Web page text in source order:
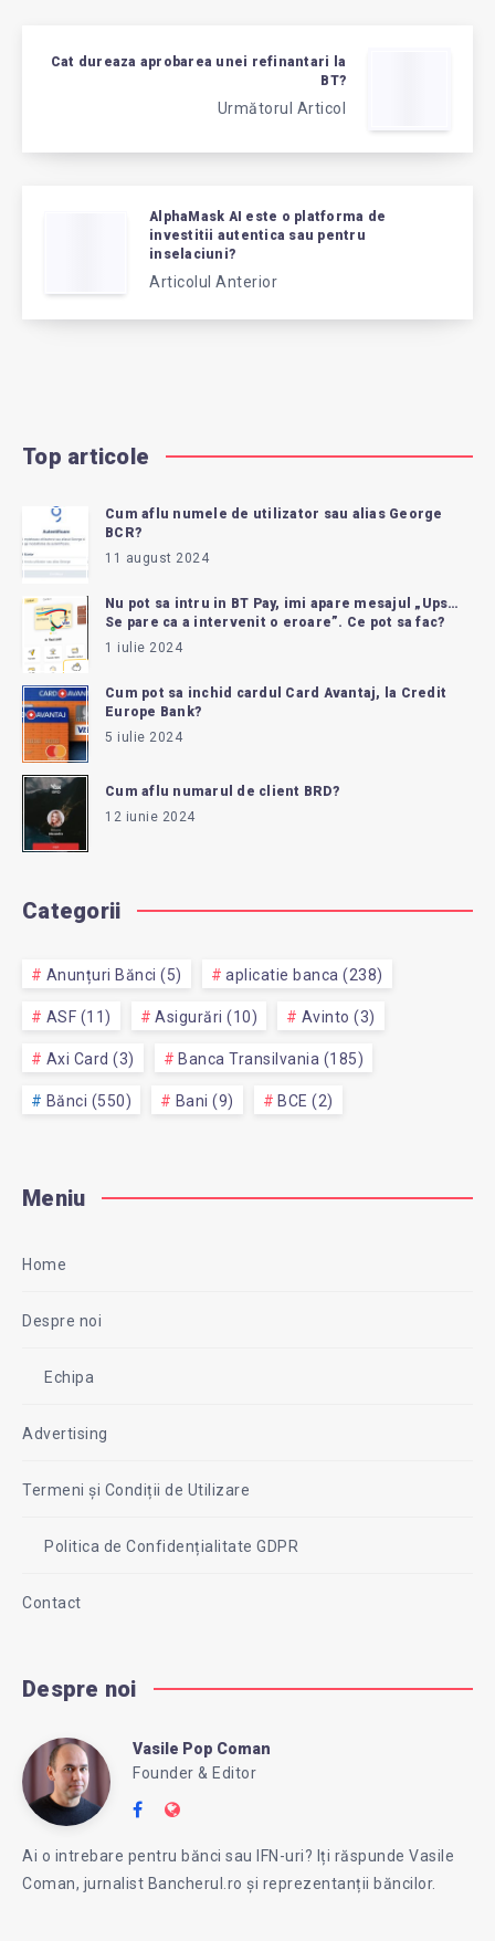
Cat dureaza aprobarea unei refinantari la
BT?
Următorul Articol
AlphaMask AI este o platforma de
investitii autentica sau pentru
inselaciuni?
Articolul Anterior
Top articole
Cum aflu numele de utilizator sau alias George
BCR?
11 august 2024
Nu pot sa intru in BT Pay, imi apare mesajul „Ups…
Se pare ca a intervenit o eroare”. Ce pot sa fac?
1 iulie 2024
Cum pot sa inchid cardul Card Avantaj, la Credit
Europe Bank?
5 iulie 2024
Cum aflu numarul de client BRD?
12 iunie 2024
Categorii
Anunțuri Bănci (5) aplicatie banca (238)
ASF (11) Asigurări (10) Avinto (3)
Axi Card (3) Banca Transilvania (185)
Bănci (550) Bani (9) BCE (2)
Meniu
Home
Despre noi
Echipa
Advertising
Termeni și Condiții de Utilizare
Politica de Confidențialitate GDPR
Contact
Despre noi
Vasile
Pop
Vasile Pop Coman
Founder & Editor
Follow
on
Website:
Ai o intrebare pentru bănci sau IFN-uri? Iți răspunde Vasile
Coman, jurnalist Bancherul.ro și reprezentanții băncilor.